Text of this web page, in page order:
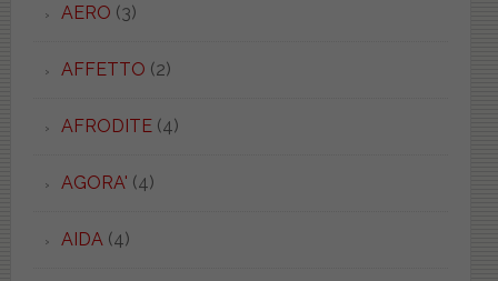
AERO (3)
AFFETTO (2)
AFRODITE(4)
AGORA' (4)
AIDA (4)